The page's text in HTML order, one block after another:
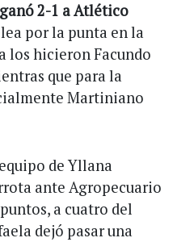
2-1 a Atlético
por la punta en la
los hicieron Facundo
que para la
Martiniano
de Yllana
ante Agropecuario
a cuatro del
dejó pasar una